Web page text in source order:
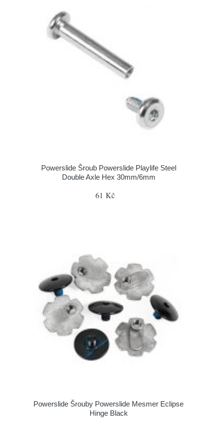
Powerslide Šroub Powerslide Playlife Steel
Double Axle Hex 30mm/6mm
61 Kč
Powerslide Šrouby Powerslide Mesmer Eclipse
Hinge Black